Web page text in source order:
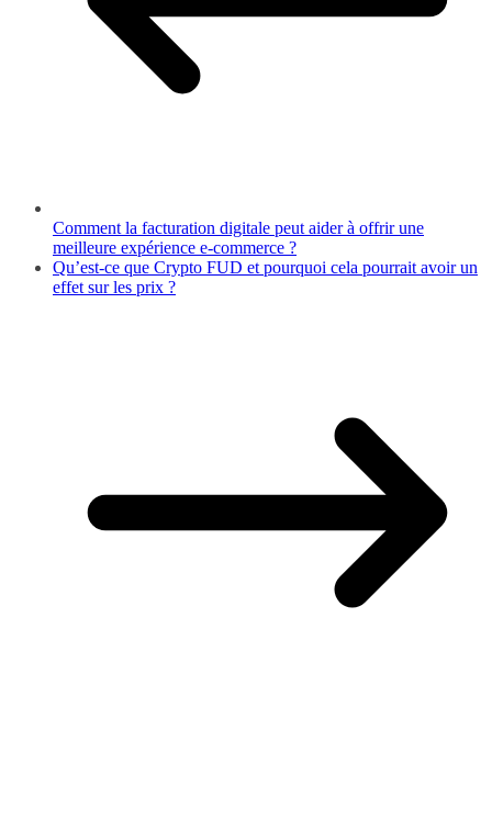
Comment la facturation digitale peut aider à offrir une
meilleure expérience e-commerce ?
Qu’est-ce que Crypto FUD et pourquoi cela pourrait avoir un
effet sur les prix ?